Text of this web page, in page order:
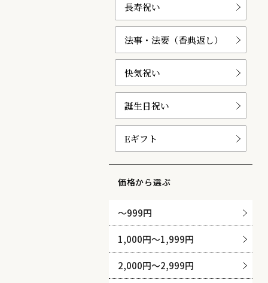
長寿祝い
法事・法要（香典返し）
快気祝い
誕生日祝い
Eギフト
価格から選ぶ
〜999円
1,000円〜1,999円
2,000円〜2,999円